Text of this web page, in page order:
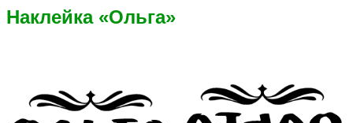
Наклейка «Ольга»